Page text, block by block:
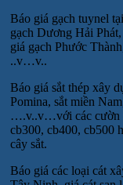
Báo giá gạch tuynel
gạch Dương Hải
giá gạch Phước
..v…v..
Báo giá sắt thép xây
Pomina, sắt miền
….v..v…với các cườn
cb300, cb400, cb500
cây sắt.
Báo giá các loại cát